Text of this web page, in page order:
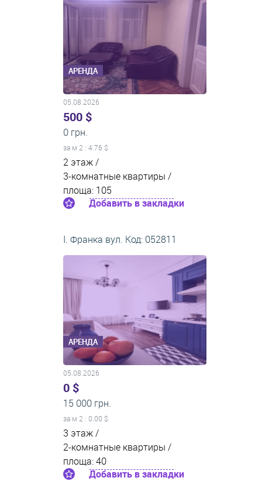
АРЕНДА
05.08.2026
500 $
0 грн.
за м 2 : 4.76 $
2 этаж /
3-комнатные квартиры /
площа: 105
Добавить в закладки
І. Франка вул. Код: 052811
АРЕНДА
05.08.2026
0 $
15 000 грн.
за м 2 : 0.00 $
3 этаж /
2-комнатные квартиры /
площа: 40
Добавить в закладки